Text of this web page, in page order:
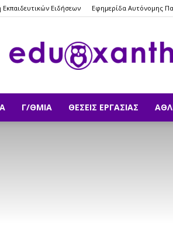
Εκπαιδευτικών Ειδήσεων Εφημερίδα Αυτόνομης
eduxanthi
Γ/ΘΜΙΑ ΘΈΣΕΙΣ ΕΡΓΑΣΊΑΣ